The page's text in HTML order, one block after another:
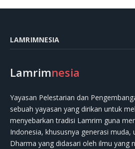
LAMRIMNESIA
Lamrimnesia
Yayasan Pelestarian dan
sebuah yayasan yang dirikan untuk
menyebarkan tradisi Lamrim guna
Indonesia, khususnya generasi
Dharma yang didasari oleh ilmu yang